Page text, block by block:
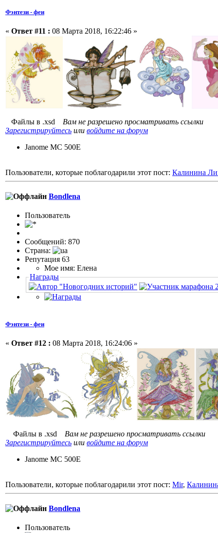
Фэнтези - феи
« Ответ #11 : 08 Марта 2018, 16:22:46 »
Файлы в .xsd
Вам не разрешено просматривать ссылки
Зарегистрируйтесь или войдите на форум
Janome MC 500E
Пользователи, которые поблагодарили этот пост: Калинина
Bondlena
Пользовaтeль
Сообщений: 870
Страна:
Репутация 63
Мое имя: Елена
Награды
Фэнтези - феи
« Ответ #12 : 08 Марта 2018, 16:24:06 »
Файлы в .xsd Вам не разрешено просматривать ссылки
Зарегистрируйтесь или войдите на форум
Janome MC 500E
Пользователи, которые поблагодарили этот пост: Mir,
Bondlena
Пользовaтeль